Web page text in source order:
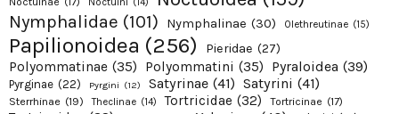
Noctuini (14)
Nymphalidae (101) Nymphalinae (30) Olethreutinae (15)
Papilionoidea (256) Pieridae (27)
Polyommatinae (35) Polyommatini (35) Pyraloidea (39)
Pyrginae (22) Pyrgini (12) Satyrinae (41) Satyrini (41)
Sterrhinae (19) Theclinae (14) Tortricidae (32) Tortricinae (17)